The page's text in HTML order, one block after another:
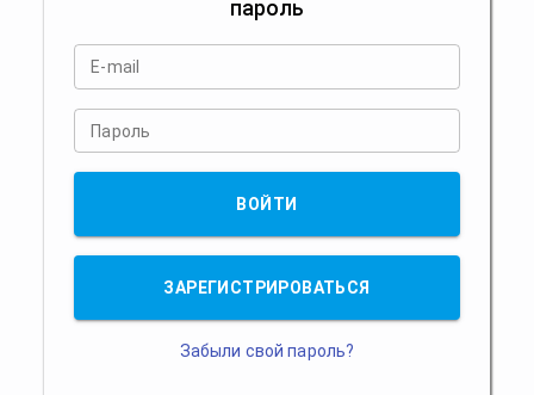
пароль
E-mail
Пароль
ВОЙТИ
ЗАРЕГИСТРИРОВАТЬСЯ
Забыли свой пароль?